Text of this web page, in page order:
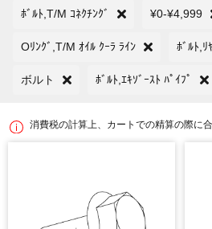
ﾎﾞﾙﾄ,T/M ｺﾈｸﾁﾝｸﾞ ¥0-¥4,999
Oﾘﾝｸﾞ,T/M ｵｲﾙ ｸｰﾗ ﾗｲﾝ ﾎﾞﾙﾄ,ﾘ
ボルト ﾎﾞﾙﾄ,ｴｷｿﾞｰｽﾄ ﾊﾟｲﾌﾟ
消費税の計算上、カートでの精算の際に